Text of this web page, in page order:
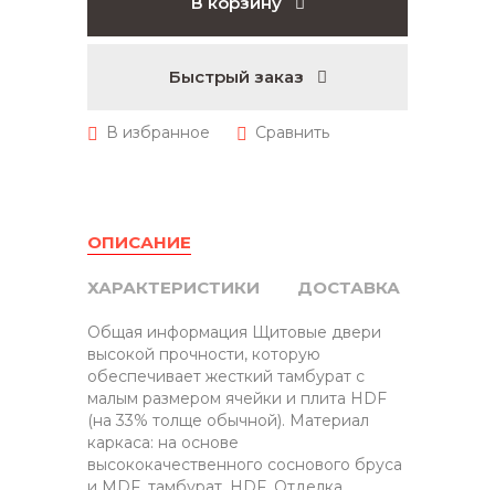
Быстрый заказ
ОПИСАНИЕ
ХАРАКТЕРИСТИКИ ДОСТАВКА
Общая информация Щитовые двери
высокой прочности, которую
обеспечивает жесткий тамбурат с
малым размером ячейки и плита HDF
(на 33% толще обычной). Материал
каркаса: на основе
высококачественного соснового бруса